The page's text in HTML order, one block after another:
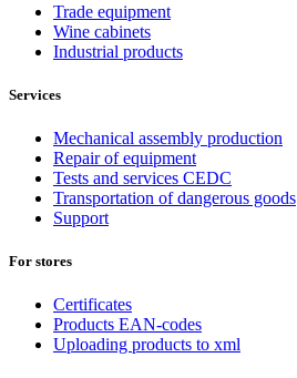
Trade equipment
Wine cabinets
Industrial products
Services
Mechanical assembly production
Repair of equipment
Tests and services CEDC
Transportation of dangerous goods
Support
For stores
Certificates
Products EAN-codes
Uploading products to xml